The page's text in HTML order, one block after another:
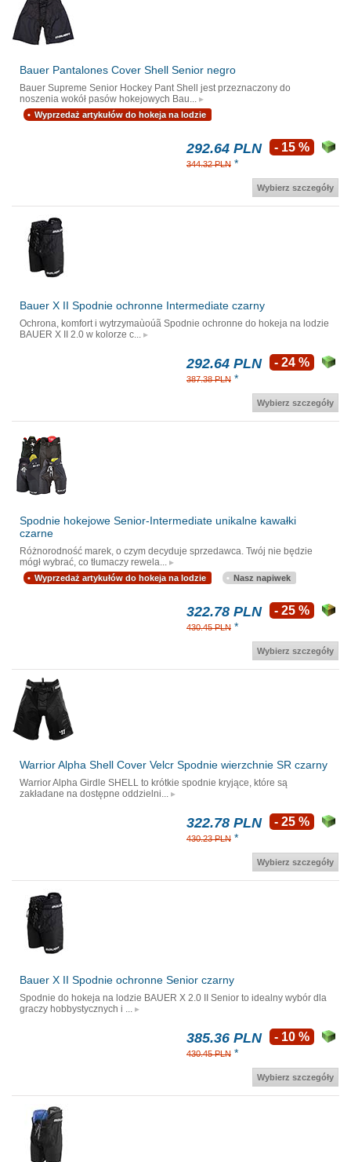
Bauer Pantalones Cover Shell Senior negro
Bauer Supreme Senior Hockey Pant Shell jest przeznaczony do
noszenia wokół pasów hokejowych Bau...
Wyprzedaż artykułów do hokeja na lodzie
292.64 PLN
344.32 PLN *
- 15 %
Wybierz szczegóły
Bauer X II Spodnie ochronne Intermediate czarny
Ochrona, komfort i wytrzymaùoúã Spodnie ochronne do hokeja na lodzie
BAUER X II 2.0 w kolorze c...
292.64 PLN
387.38 PLN *
- 24 %
Wybierz szczegóły
Spodnie hokejowe Senior-Intermediate unikalne kawałki
czarne
Różnorodność marek, o czym decyduje sprzedawca. Twój nie będzie
mógł wybrać, co tłumaczy rewela...
Wyprzedaż artykułów do hokeja na lodzie Nasz napiwek
322.78 PLN
430.45 PLN *
- 25 %
Wybierz szczegóły
Warrior Alpha Shell Cover Velcr Spodnie wierzchnie SR czarny
Warrior Alpha Girdle SHELL to krótkie spodnie kryjące, które są
zakładane na dostępne oddzielni...
322.78 PLN
430.23 PLN *
- 25 %
Wybierz szczegóły
Bauer X II Spodnie ochronne Senior czarny
Spodnie do hokeja na lodzie BAUER X 2.0 II Senior to idealny wybór dla
graczy hobbystycznych i ...
385.36 PLN
430.45 PLN *
- 10 %
Wybierz szczegóły